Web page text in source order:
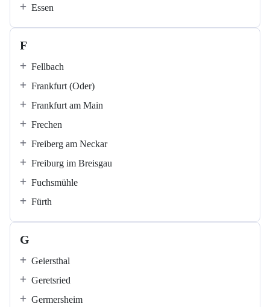
Essen
F
Fellbach
Frankfurt (Oder)
Frankfurt am Main
Frechen
Freiberg am Neckar
Freiburg im Breisgau
Fuchsmühle
Fürth
G
Geiersthal
Geretsried
Germersheim